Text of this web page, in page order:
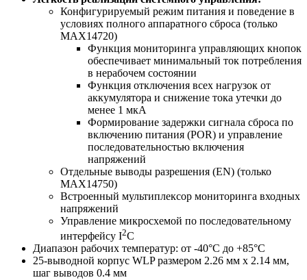
Конфигурируемый режим питания и поведение в
условиях полного аппаратного сброса (только
MAX14720)
Функция мониторинга управляющих кнопок
обеспечивает минимальный ток потребления
в нерабочем состоянии
Функция отключения всех нагрузок от
аккумулятора и снижение тока утечки до
менее 1 мкА
Формирование задержки сигнала сброса по
включению питания (POR) и управление
последовательностью включения
напряжений
Отдельные выводы разрешения (EN) (только
MAX14750)
Встроенный мультиплексор мониторинга входных
напряжений
Управление микросхемой по последовательному
интерфейсу I2C
Диапазон рабочих температур: от -40°С до +85°С
25-выводной корпус WLP размером 2.26 мм х 2.14 мм,
шаг выводов 0.4 мм